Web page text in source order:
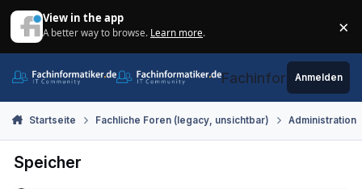
View in the app
A better way to browse. Learn more. ×
Fachinformatiker.de
Anmelden
Startseite Fachliche Foren (legacy, unsichtbar) Administration
Speicher